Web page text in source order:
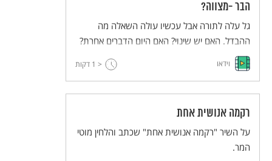
הבר -מצווה?
גל עלה לתורה אבל עכשיו עולה השאלה מה
ההבדל. האם יש שינוי? האם היום הדברים אחרת?
וידאו < 1 דקות
רקמה אנושית אחת
על השיר "רקמה אנושית אחת" שכתב והלחין מוטי
המר.